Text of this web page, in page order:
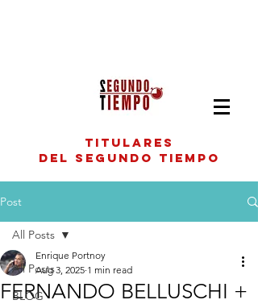
titulares
del segundo tiempo
Post
All Posts
BLOG
All Posts
FERNANDO BELLUSCHI +
Enrique Portnoy
Aug 3, 2025 1 min read